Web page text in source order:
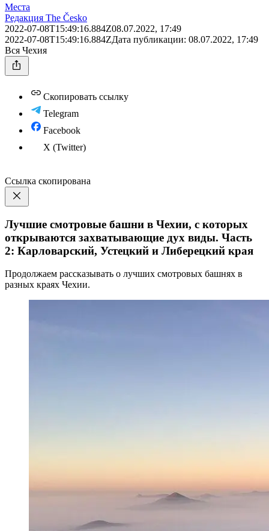
Места
Редакция The Česko
2022-07-08T15:49:16.884Z08.07.2022, 17:49
2022-07-08T15:49:16.884ZДата публикации: 08.07.2022, 17:49
Вся Чехия
Скопировать ссылку
Telegram
Facebook
X (Twitter)
Ссылка скопирована
Лучшие смотровые башни в Чехии, с которых
открываются захватывающие дух виды. Часть
2: Карловарский, Устецкий и Либерецкий края
Продолжаем рассказывать о лучших смотровых башнях в
разных краях Чехии.